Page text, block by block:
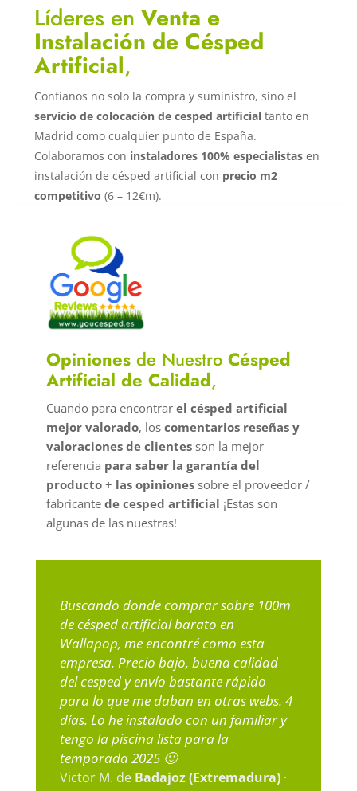
Líderes en Venta e
Instalación de Césped
Artificial,
Confíanos no solo la compra y suministro, sino el
servicio de colocación de cesped artificialtanto en
Madrid como cualquier punto de España.
Colaboramos con instaladores 100% especialistasen
instalación de césped artificial con precio m2
competitivo (6 – 12€m).
Opiniones de NuestroCésped
Artificial de Calidad,
Cuando para encontrarel césped artificial
mejor valorado, loscomentarios reseñas y
valoraciones de clientes son la mejor
referencia para saber la garantía del
producto + las opiniones sobre el proveedor /
fabricantede cesped artificial ¡Estas son
algunas de las nuestras!
Buscando donde comprar sobre 100m
de césped artificial barato en
Wallapop, me encontré como esta
empresa. Precio bajo, buena calidad
del cesped y envío bastante rápido
para lo que me daban en otras webs. 4
días. Lo he instalado con un familiar y
tengo la piscina lista para la
temporada 2025 🙂
Victor M. de Badajoz (Extremadura)·